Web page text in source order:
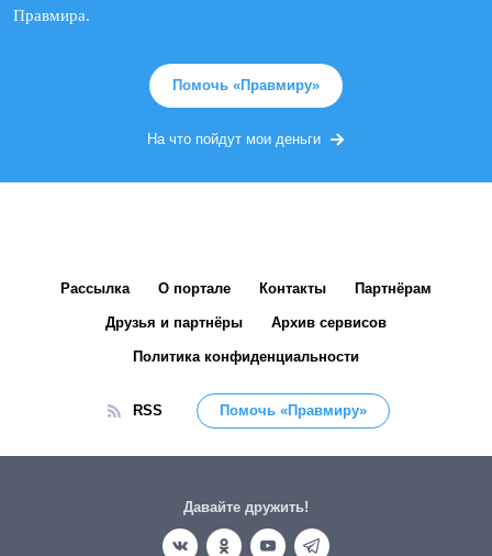
Правмира.
Помочь «Правмиру»
На что пойдут мои деньги
Рассылка О портале Контакты Партнёрам
Друзья и партнёры Архив сервисов
Политика конфиденциальности
RSS Помочь «Правмиру»
Давайте дружить!